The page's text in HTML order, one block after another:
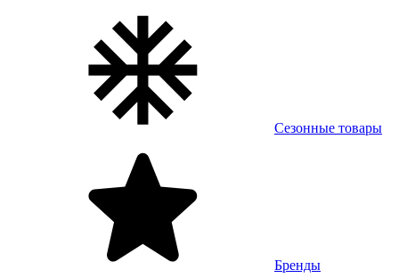
Сезонные товары
Бренды